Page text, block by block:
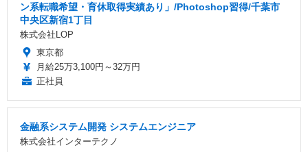
ン系転職希望・育休取得実績あり」/Photoshop習得/千葉市
中央区新宿1丁目
株式会社LOP
東京都
月給25万3,100円～32万円
正社員
金融系システム開発 システムエンジニア
株式会社インターテクノ